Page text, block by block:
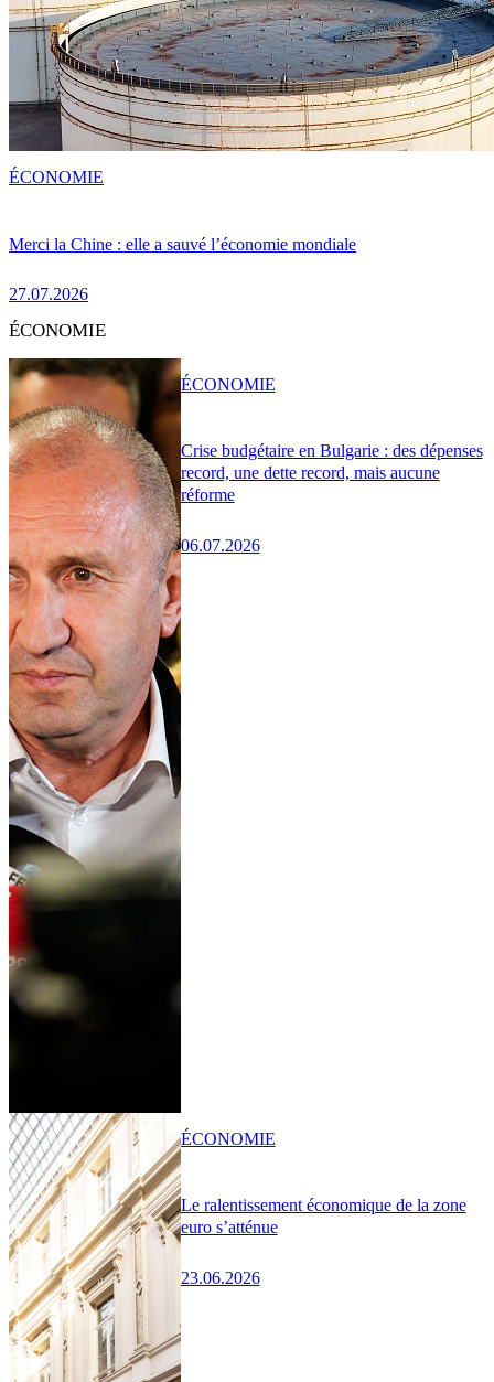
Merci la Chine : elle a sauvé l’économie mondiale
27.07.2026
ÉCONOMIE
ÉCONOMIE
Crise budgétaire en Bulgarie : des dépenses
record, une dette record, mais aucune
réforme
06.07.2026
ÉCONOMIE
Le ralentissement économique de la zone
euro s’atténue
23.06.2026
ÉCONOMIE